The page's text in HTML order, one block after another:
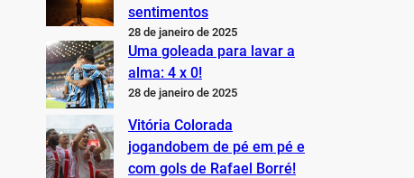
sentimentos
28 de janeiro de 2025
Uma goleada para lavar a
alma: 4 x 0!
28 de janeiro de 2025
Vitória Colorada
jogandobem de pé em pé e
com gols de Rafael Borré!